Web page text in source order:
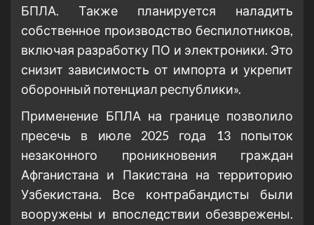
БПЛА. Также планируется наладить
собственное производство беспилотников,
включая разработку ПО и электроники. Это
снизит зависимость от импорта и укрепит
оборонный потенциал республики».
Применение БПЛА на границе позволило
пресечь в июле 2025 года 13 попыток
незаконного проникновения граждан
Афганистана и Пакистана на территорию
Узбекистана. Все контрабандисты были
вооружены и впоследствии обезврежены.